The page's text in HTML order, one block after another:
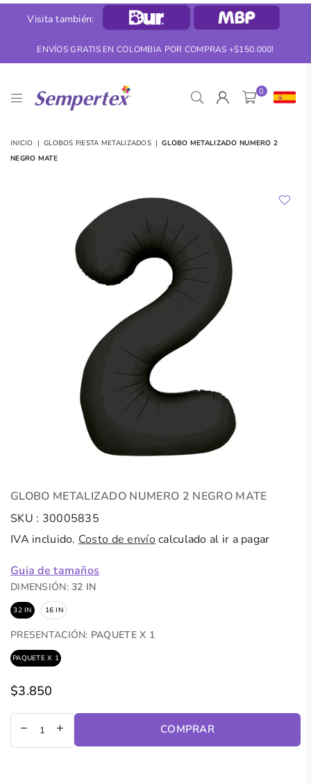
Visita también:
ENVÍOS GRATIS EN COLOMBIA POR COMPRAS +$150.000!
SEMPERTEX
0
INICIO | GLOBOS FIESTA METALIZADOS | GLOBO METALIZADO NUMERO 2
NEGRO MATE
GLOBO METALIZADO NUMERO 2 NEGRO MATE
SKU : 30005835
IVA incluido. Costo de envíocalculado al ir a pagar
Guia de tamaños
DIMENSIÓN:32 IN
32 IN 16 IN
PRESENTACIÓN: PAQUETE X 1
PAQUETE X 1
Precio
regular
$3.850
COMPRAR